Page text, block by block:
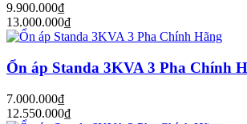
9.900.000₫
13.000.000₫
Ổn áp Standa 3KVA 3 Pha Chính
7.000.000₫
12.550.000₫